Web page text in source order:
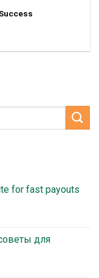
for fast payouts
для